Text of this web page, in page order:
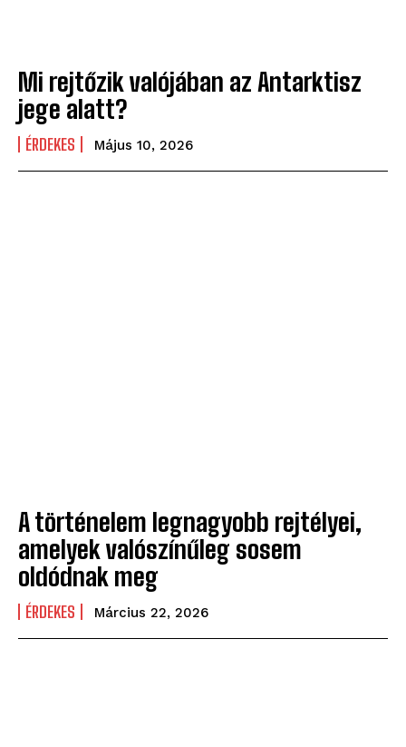
Mi rejtőzik valójában az Antarktisz
jege alatt?
ÉRDEKES Május 10, 2026
A történelem legnagyobb rejtélyei,
amelyek valószínűleg sosem
oldódnak meg
ÉRDEKES Március 22, 2026